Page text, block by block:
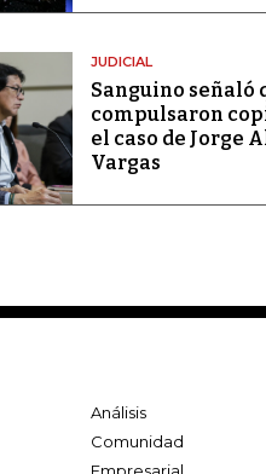
JUDICIAL
Sanguino señaló
compulsaron
el caso de Jorge
Vargas
Análisis
Comunidad